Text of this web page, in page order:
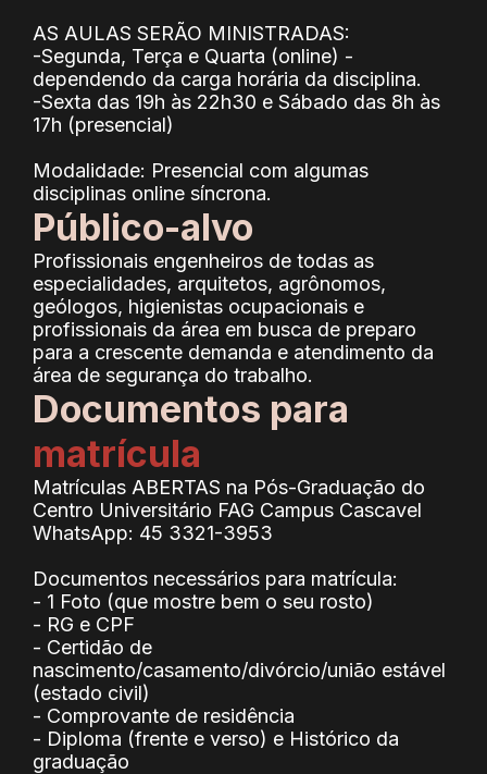
AS AULAS SERÃO MINISTRADAS:
-Segunda, Terça e Quarta (online) -
dependendo da carga horária da disciplina.
-Sexta das 19h às 22h30 e Sábado das 8h às
17h (presencial)
Modalidade: Presencial com algumas
disciplinas online síncrona.
Público-alvo
Profissionais engenheiros de todas as
especialidades, arquitetos, agrônomos,
geólogos, higienistas ocupacionais e
profissionais da área em busca de preparo
para a crescente demanda e atendimento da
área de segurança do trabalho.
Documentos para
matrícula
Matrículas ABERTAS na Pós-Graduação do
Centro Universitário FAG Campus Cascavel
WhatsApp: 45 3321-3953
Documentos necessários para matrícula:
- 1 Foto (que mostre bem o seu rosto)
- RG e CPF
- Certidão de
nascimento/casamento/divórcio/união estável
(estado civil)
- Comprovante de residência
- Diploma (frente e verso) e Histórico da
graduação